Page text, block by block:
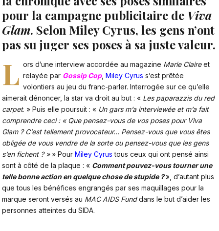
pour la campagne publicitaire de Viva
Glam. Selon Miley Cyrus, les gens n’ont
pas su juger ses poses à sa juste valeur.
L ors d’une interview accordée au magazine Marie Claireet
relayée par Gossip Cop,Miley Cyrus s’est prêtée
volontiers au jeu du franc-parler. Interrogée sur ce qu’elle
aimerait dénoncer, la star va droit au but : « Les paparazzis du red
carpet. » Puis elle poursuit : « Un gars m’a interviewée et m’a fait
comprendre ceci : « Que pensez-vous de vos poses pour Viva
Glam ? C’est tellement provocateur… Pensez-vous que vous êtes
obligée de vous vendre de la sorte ou pensez-vous que les gens
s’en fichent ? »» Pour Miley Cyrus tous ceux qui ont pensé ainsi
sont à côté de la plaque : « Comment pouvez-vous tourner une
telle bonne action en quelque chose de stupide ?», d’autant plus
que tous les bénéfices engrangés par ses maquillages pour la
marque seront versés au MAC AIDS Funddans le but d’aider les
personnes atteintes du SIDA.